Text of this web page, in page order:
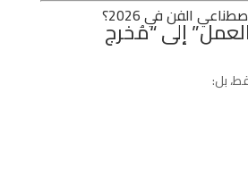
الفن في 2026؟
إلى “مُخرج
بل: